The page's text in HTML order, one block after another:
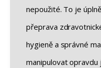
nepoužité. To je
přeprava
hygieně a správné
manipulovat opravdu